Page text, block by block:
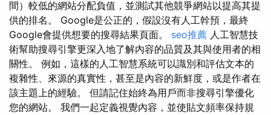
間）較低的網站分配負值，並測試其他競爭網站以提高其提
供的排名。 Google是公正的，假設沒有人工幹預，最終
Google會提供想要的搜尋結果頁面。 seo推薦 人工智慧技
術幫助搜尋引擎更深入地了解內容的品質及其與使用者的相
關性。 例如，這樣的人工智慧系統可以識別和評估文本的
複雜性、來源的真實性，甚至是內容的新鮮度，或是作者在
該主題上的經驗。 但請記住始終為用戶而非搜尋引擎優化
您的網站。 我們一起定義視覺內容，並使貼文頻率保持規